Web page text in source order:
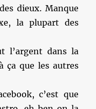
dieux. Manque
la plupart des
l’argent dans la
ça que les autres
c’est que